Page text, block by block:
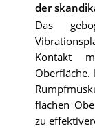
der
Das
Kontakt
flachen
zu